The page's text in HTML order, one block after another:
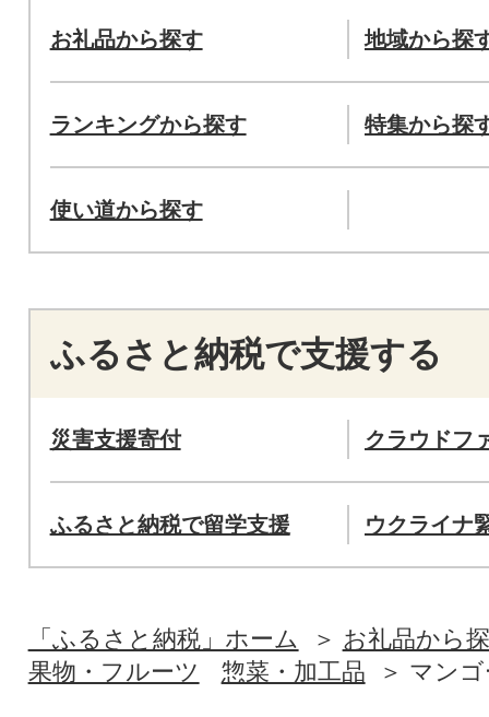
お礼品から探す 地域から探
ランキングから探す 特集から探
使い道から探す
ふるさと納税で支援する
災害支援寄付 クラウドフ
ふるさと納税で留学支援 ウクライナ
「ふるさと納税」ホーム
お礼品から
果物・フルーツ
惣菜・加工品 マンゴ